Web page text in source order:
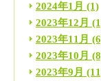
2024年1月 (1)
2023年12月
2023年11月
2023年10月
2023年9月